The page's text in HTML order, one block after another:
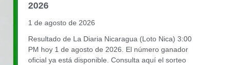
2026
1 de agosto de 2026
Resultado de La Diaria Nicaragua (Loto Nica) 3:00
PM hoy 1 de agosto de 2026. El número ganador
oficial ya está disponible. Consulta aquí el sorteo